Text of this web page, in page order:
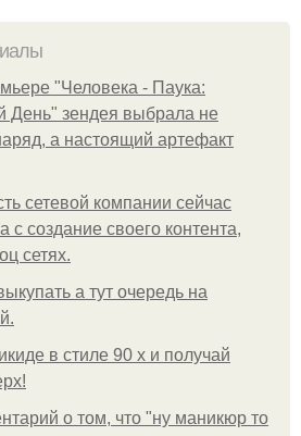
"Человека - Паука:
зендея выбрала не
а настоящий артефакт
сетевой компании сейчас
с создание своего контента,
сетях.
а тут очередь на
в стиле 90 х и получай
о том, что "ну маникюр то